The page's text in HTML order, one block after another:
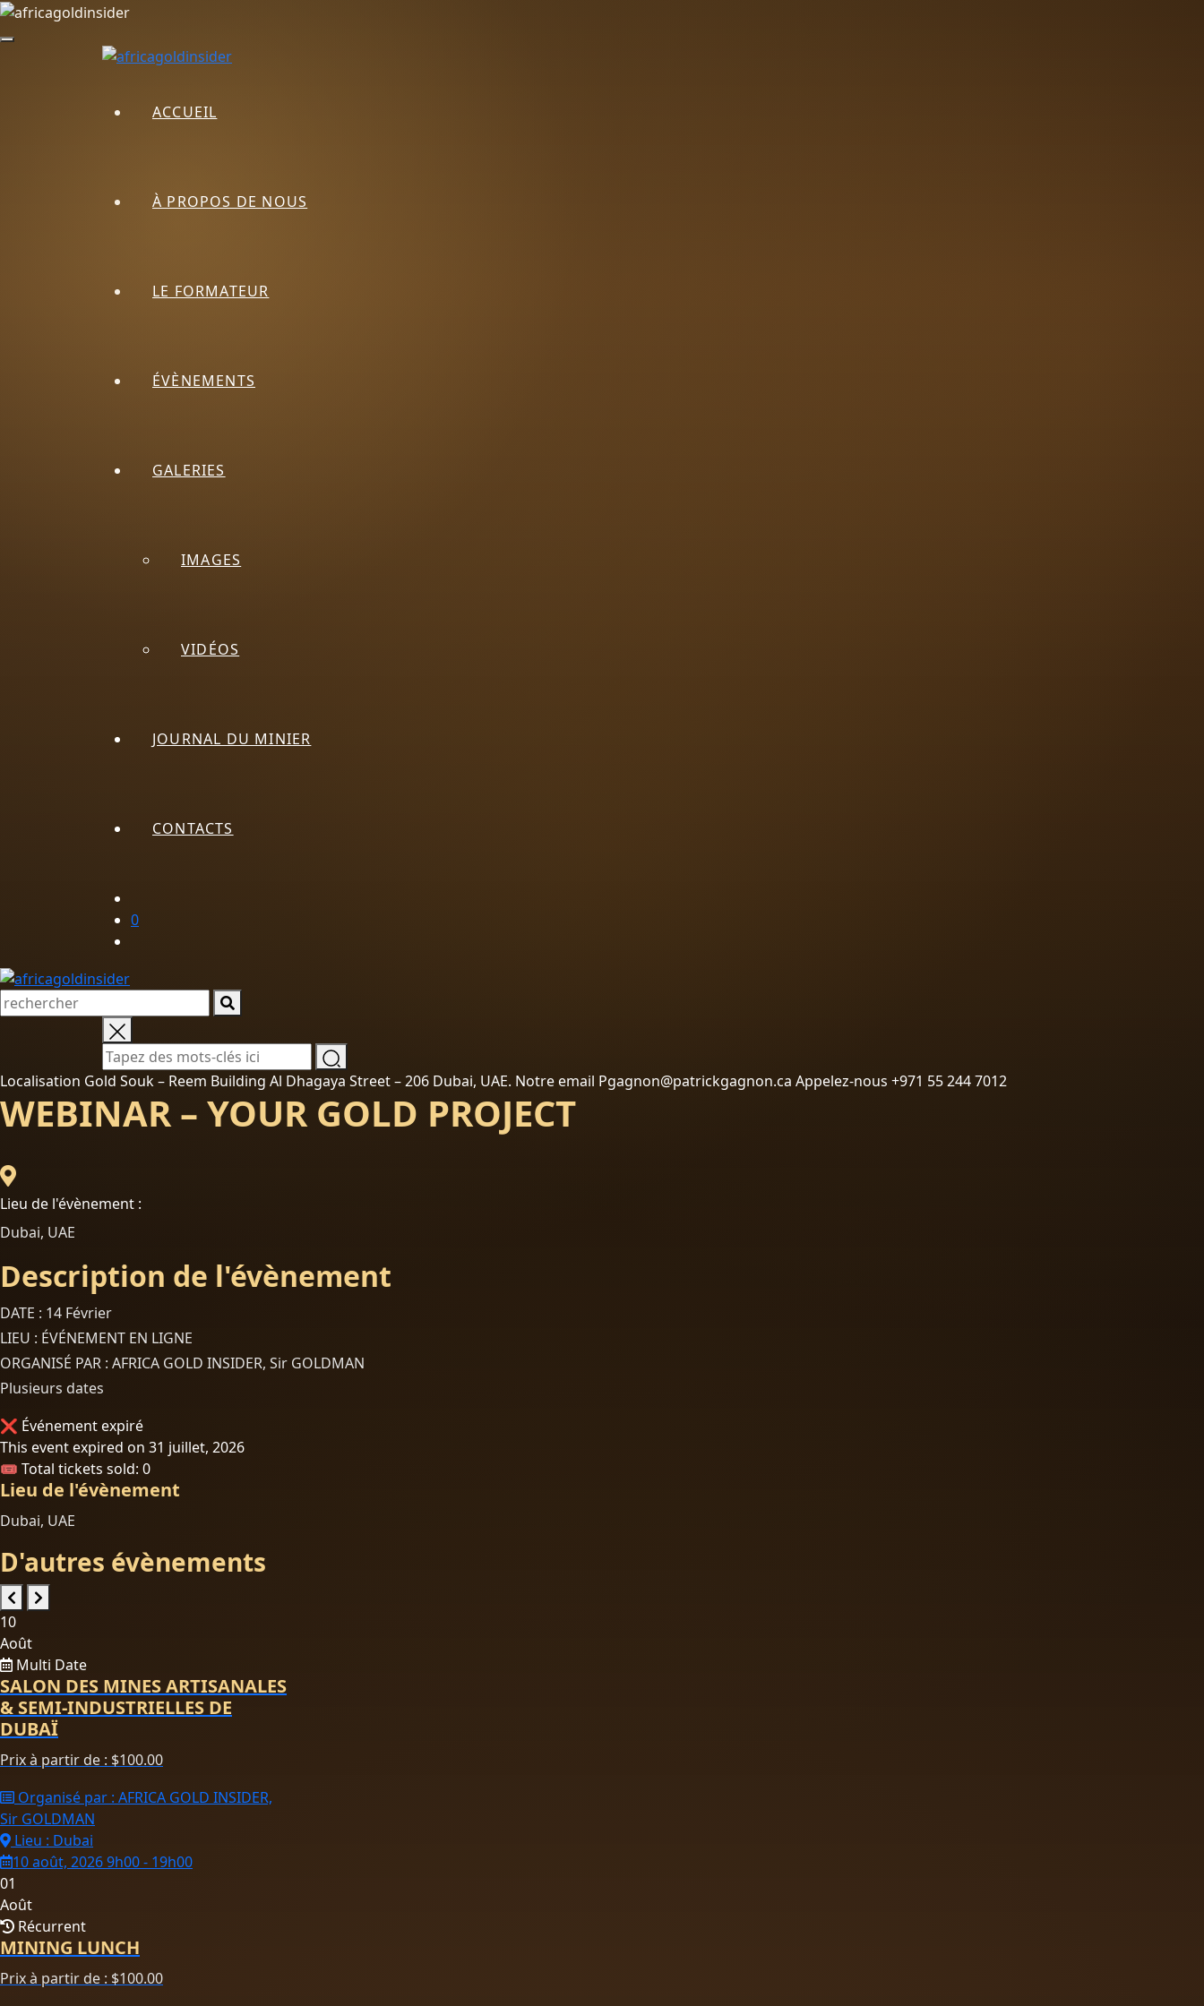
ACCUEIL
À PROPOS DE NOUS
LE FORMATEUR
ÉVÈNEMENTS
GALERIES
IMAGES
VIDÉOS
JOURNAL DU MINIER
CONTACTS
0
Localisation Gold Souk – Reem Building Al Dhagaya Street – 206 Dubai, UAE. Notre email Pgagnon@patrickgagnon.ca Appelez-nous +971 55 244 7012
WEBINAR – YOUR GOLD PROJECT
Lieu de l'évènement :
Dubai, UAE
Description de l'évènement
DATE : 14 Février
LIEU : ÉVÉNEMENT EN LIGNE
ORGANISÉ PAR : AFRICA GOLD INSIDER, Sir GOLDMAN
Plusieurs dates
❌ Événement expiré
This event expired on 31 juillet, 2026
🎟 Total tickets sold: 0
Lieu de l'évènement
Dubai, UAE
D'autres évènements
10
Août
Multi Date
SALON DES MINES ARTISANALES
& SEMI-INDUSTRIELLES DE
DUBAÏ
Prix à partir de : $100.00
Organisé par : AFRICA GOLD INSIDER,
Sir GOLDMAN
Lieu : Dubai
10 août, 2026 9h00 - 19h00
01
Août
Récurrent
MINING LUNCH
Prix à partir de : $100.00